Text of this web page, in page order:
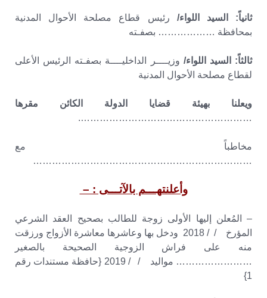
ثانياً: السيد اللواء/ رئيس قطاع مصلحة الأحوال المدنية
بمحافظة ……………… بصفـته
ثالثاً: السيد اللواء/ وزيــــر الداخليــــة بصفـته الرئيس الأعلى
لقطاع مصلحة الأحوال المدنية
ويعلنا بهيئة قضايا الدولة الكائن مقرها
……………………………………………….
مخاطباً مع
……………………………………………………………
وأعلنتهـــم بالآتـــى : –
– المُعلن إليها الأولى زوجة للطالب بصحيح العقد الشرعي
المؤرخ / / 2018 ودخل بها وعاشرها معاشرة الأزواج ورزقت
منه على فراش الزوجية الصحيحة بالصغير
…………………… مواليد / / 2019 {حافظة مستندات رقم
1}